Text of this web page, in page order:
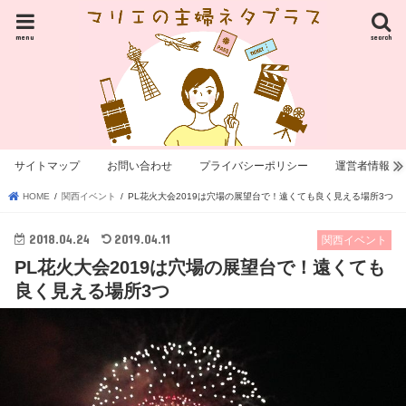
search
menu
サイトマップ お問い合わせ プライバシーポリシー 運営者情報
HOME 関西イベント PL花火大会2019は穴場の展望台で！遠くても良く見える場所3つ
関西イベント
2018.04.24 2019.04.11
PL花火大会2019は穴場の展望台で！遠くても
良く見える場所3つ